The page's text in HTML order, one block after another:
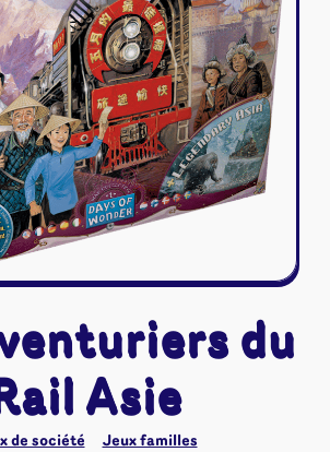
Naruto Mythos
Autres
Tapis de jeu
du
Asie
de société Jeux familles